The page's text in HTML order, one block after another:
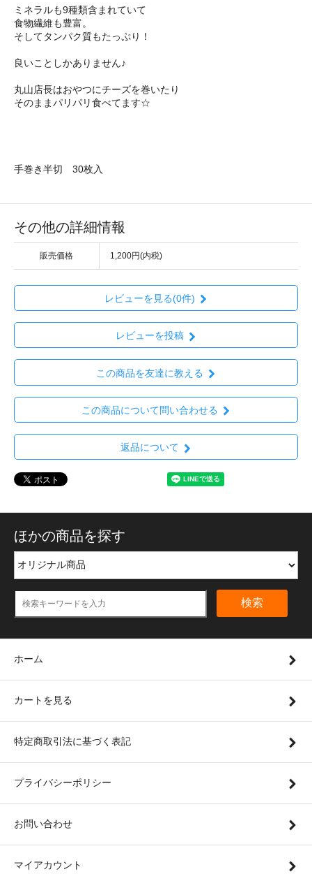
ミネラルも9種類含まれていて
食物繊維も豊富。
そしてタンパク質もたっぷり！
良いことしかありません♪
丸山店長はおやつにチーズを巻いたり
そのままパリパリ食べてます☆
手巻き半切 30枚入
その他の詳細情報
販売価格 1,200円(内税)
レビューを見る(0件)
レビューを投稿
この商品を友達に教える
この商品について問い合わせる
返品について
ほかの商品を探す
検索
ホーム
カートを見る
特定商取引法に基づく表記
プライバシーポリシー
お問い合わせ
マイアカウント